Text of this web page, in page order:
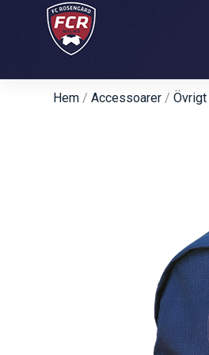
Hem /Accessoarer /Övrigt